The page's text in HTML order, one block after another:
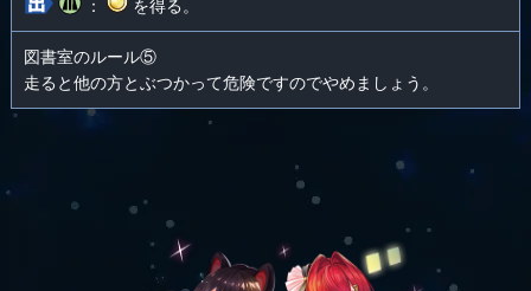
：
を得る。
図書室のルール⑤
走ると他の方とぶつかって危険ですのでやめましょう。